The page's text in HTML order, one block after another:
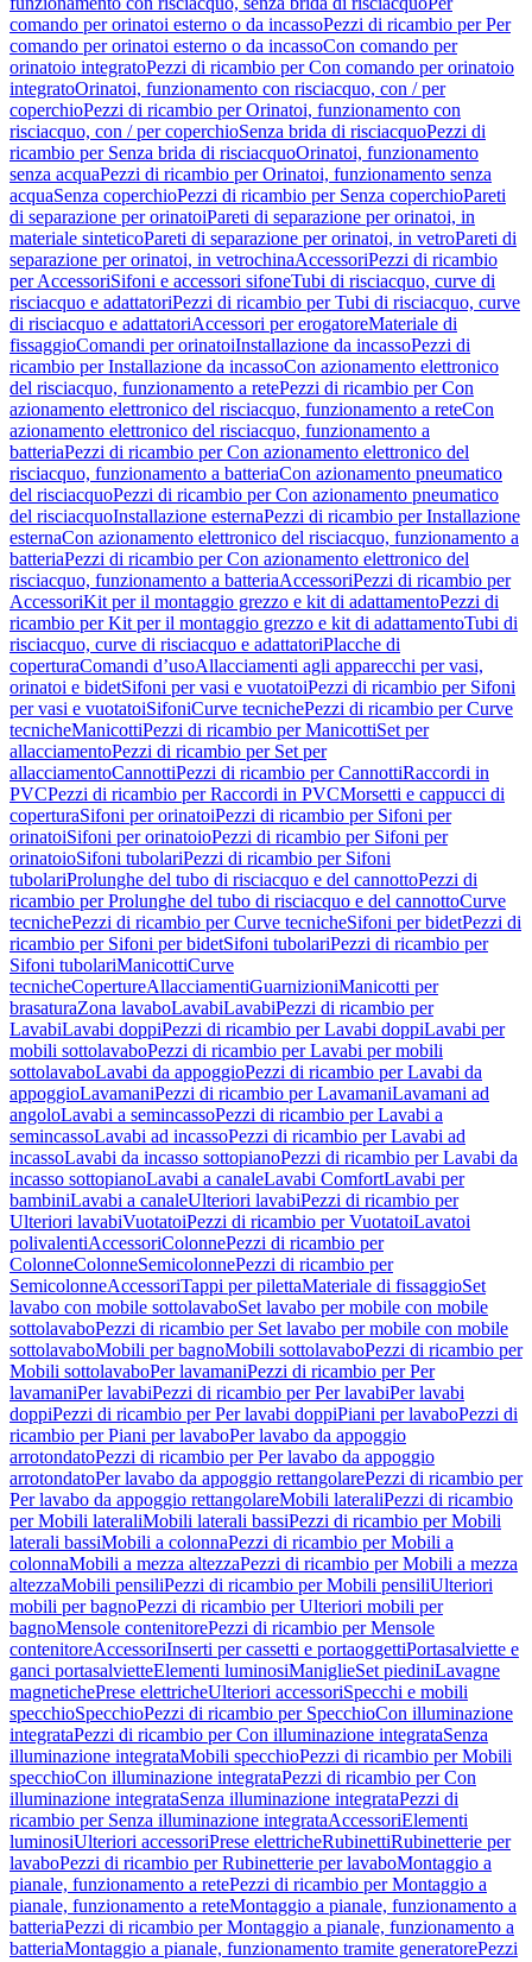
comando per orinatoi esterno o da incassoPezzi di ricambio per Per
comando per orinatoi esterno o da incassoCon comando per
orinatoio integratoPezzi di ricambio per Con comando per orinatoio
integratoOrinatoi, funzionamento con risciacquo, con / per
coperchioPezzi di ricambio per Orinatoi, funzionamento con
risciacquo, con / per coperchioSenza brida di risciacquoPezzi di
ricambio per Senza brida di risciacquoOrinatoi, funzionamento
senza acquaPezzi di ricambio per Orinatoi, funzionamento senza
acquaSenza coperchioPezzi di ricambio per Senza coperchioPareti
di separazione per orinatoiPareti di separazione per orinatoi, in
materiale sinteticoPareti di separazione per orinatoi, in vetroPareti di
separazione per orinatoi, in vetrochinaAccessoriPezzi di ricambio
per AccessoriSifoni e accessori sifoneTubi di risciacquo, curve di
risciacquo e adattatoriPezzi di ricambio per Tubi di risciacquo, curve
di risciacquo e adattatoriAccessori per erogatoreMateriale di
fissaggioComandi per orinatoiInstallazione da incassoPezzi di
ricambio per Installazione da incassoCon azionamento elettronico
del risciacquo, funzionamento a retePezzi di ricambio per Con
azionamento elettronico del risciacquo, funzionamento a reteCon
azionamento elettronico del risciacquo, funzionamento a
batteriaPezzi di ricambio per Con azionamento elettronico del
risciacquo, funzionamento a batteriaCon azionamento pneumatico
del risciacquoPezzi di ricambio per Con azionamento pneumatico
del risciacquoInstallazione esternaPezzi di ricambio per Installazione
esternaCon azionamento elettronico del risciacquo, funzionamento a
batteriaPezzi di ricambio per Con azionamento elettronico del
risciacquo, funzionamento a batteriaAccessoriPezzi di ricambio per
AccessoriKit per il montaggio grezzo e kit di adattamentoPezzi di
ricambio per Kit per il montaggio grezzo e kit di adattamentoTubi di
risciacquo, curve di risciacquo e adattatoriPlacche di
coperturaComandi d’usoAllacciamenti agli apparecchi per vasi,
orinatoi e bidetSifoni per vasi e vuotatoiPezzi di ricambio per Sifoni
per vasi e vuotatoiSifoniCurve tecnichePezzi di ricambio per Curve
tecnicheManicottiPezzi di ricambio per ManicottiSet per
allacciamentoPezzi di ricambio per Set per
allacciamentoCannottiPezzi di ricambio per CannottiRaccordi in
PVCPezzi di ricambio per Raccordi in PVCMorsetti e cappucci di
coperturaSifoni per orinatoiPezzi di ricambio per Sifoni per
orinatoiSifoni per orinatoioPezzi di ricambio per Sifoni per
orinatoioSifoni tubolariPezzi di ricambio per Sifoni
tubolariProlunghe del tubo di risciacquo e del cannottoPezzi di
ricambio per Prolunghe del tubo di risciacquo e del cannottoCurve
tecnichePezzi di ricambio per Curve tecnicheSifoni per bidetPezzi di
ricambio per Sifoni per bidetSifoni tubolariPezzi di ricambio per
Sifoni tubolariManicottiCurve
tecnicheCopertureAllacciamentiGuarnizioniManicotti per
brasaturaZona lavaboLavabiLavabiPezzi di ricambio per
LavabiLavabi doppiPezzi di ricambio per Lavabi doppiLavabi per
mobili sottolavaboPezzi di ricambio per Lavabi per mobili
sottolavaboLavabi da appoggioPezzi di ricambio per Lavabi da
appoggioLavamaniPezzi di ricambio per LavamaniLavamani ad
angoloLavabi a semincassoPezzi di ricambio per Lavabi a
semincassoLavabi ad incassoPezzi di ricambio per Lavabi ad
incassoLavabi da incasso sottopianoPezzi di ricambio per Lavabi da
incasso sottopianoLavabi a canaleLavabi ComfortLavabi per
bambiniLavabi a canaleUlteriori lavabiPezzi di ricambio per
Ulteriori lavabiVuotatoiPezzi di ricambio per VuotatoiLavatoi
polivalentiAccessoriColonnePezzi di ricambio per
ColonneColonneSemicolonnePezzi di ricambio per
SemicolonneAccessoriTappi per pilettaMateriale di fissaggioSet
lavabo con mobile sottolavaboSet lavabo per mobile con mobile
sottolavaboPezzi di ricambio per Set lavabo per mobile con mobile
sottolavaboMobili per bagnoMobili sottolavaboPezzi di ricambio per
Mobili sottolavaboPer lavamaniPezzi di ricambio per Per
lavamaniPer lavabiPezzi di ricambio per Per lavabiPer lavabi
doppiPezzi di ricambio per Per lavabi doppiPiani per lavaboPezzi di
ricambio per Piani per lavaboPer lavabo da appoggio
arrotondatoPezzi di ricambio per Per lavabo da appoggio
arrotondatoPer lavabo da appoggio rettangolarePezzi di ricambio per
Per lavabo da appoggio rettangolareMobili lateraliPezzi di ricambio
per Mobili lateraliMobili laterali bassiPezzi di ricambio per Mobili
laterali bassiMobili a colonnaPezzi di ricambio per Mobili a
colonnaMobili a mezza altezzaPezzi di ricambio per Mobili a mezza
altezzaMobili pensiliPezzi di ricambio per Mobili pensiliUlteriori
mobili per bagnoPezzi di ricambio per Ulteriori mobili per
bagnoMensole contenitorePezzi di ricambio per Mensole
contenitoreAccessoriInserti per cassetti e portaoggettiPortasalviette e
ganci portasalvietteElementi luminosiManiglieSet piediniLavagne
magnetichePrese elettricheUlteriori accessoriSpecchi e mobili
specchioSpecchioPezzi di ricambio per SpecchioCon illuminazione
integrataPezzi di ricambio per Con illuminazione integrataSenza
illuminazione integrataMobili specchioPezzi di ricambio per Mobili
specchioCon illuminazione integrataPezzi di ricambio per Con
illuminazione integrataSenza illuminazione integrataPezzi di
ricambio per Senza illuminazione integrataAccessoriElementi
luminosiUlteriori accessoriPrese elettricheRubinettiRubinetterie per
lavaboPezzi di ricambio per Rubinetterie per lavaboMontaggio a
pianale, funzionamento a retePezzi di ricambio per Montaggio a
pianale, funzionamento a reteMontaggio a pianale, funzionamento a
batteriaPezzi di ricambio per Montaggio a pianale, funzionamento a
batteriaMontaggio a pianale, funzionamento tramite generatorePezzi